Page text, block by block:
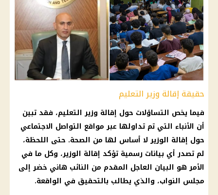
حقيقة إقالة وزير التعليم
فيما يخص التساؤلات حول إقالة وزير التعليم، فقد تبين
أن الأنباء التي تم تداولها عبر مواقع التواصل الاجتماعي
حول إقالة الوزير لا أساس لها من الصحة. حتى اللحظة،
لم تصدر أي بيانات رسمية تؤكد إقالة الوزير، وكل ما في
الأمر هو البيان العاجل المقدم من النائب هاني خضر إلى
مجلس النواب، والذي يطالب بالتحقيق في الواقعة.